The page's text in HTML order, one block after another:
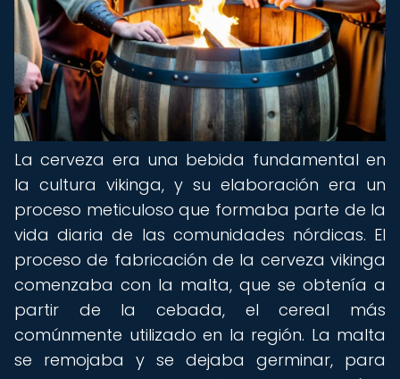
La cerveza era una bebida fundamental en
la cultura vikinga, y su elaboración era un
proceso meticuloso que formaba parte de la
vida diaria de las comunidades nórdicas. El
proceso de fabricación de la cerveza vikinga
comenzaba con la malta, que se obtenía a
partir de la cebada, el cereal más
comúnmente utilizado en la región. La malta
se remojaba y se dejaba germinar, para